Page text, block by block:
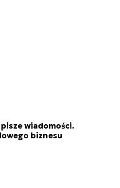
wiadomości.
biznesu